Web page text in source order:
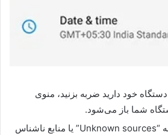
خود دارید ضربه بزنید، منوی
شما باز می‌شود.
به پایین بروید و گزینه‌ “Unknown sources” یا منابع ناشناس